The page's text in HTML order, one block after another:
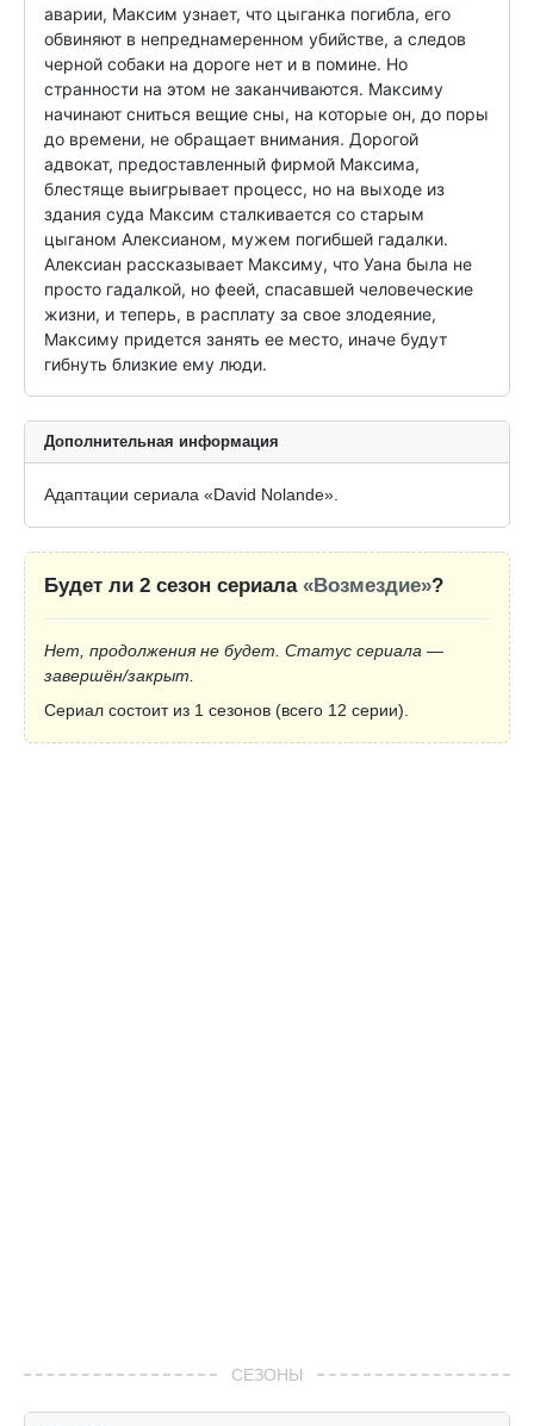
аварии, Максим узнает, что цыганка погибла, его
обвиняют в непреднамеренном убийстве, а следов
черной собаки на дороге нет и в помине. Но
странности на этом не заканчиваются. Максиму
начинают сниться вещие сны, на которые он, до поры
до времени, не обращает внимания. Дорогой
адвокат, предоставленный фирмой Максима,
блестяще выигрывает процесс, но на выходе из
здания суда Максим сталкивается со старым
цыганом Алексианом, мужем погибшей гадалки.
Алексиан рассказывает Максиму, что Уана была не
просто гадалкой, но феей, спасавшей человеческие
жизни, и теперь, в расплату за свое злодеяние,
Максиму придется занять ее место, иначе будут
гибнуть близкие ему люди.
Дополнительная информация
Адаптации сериала «David Nolande».
Будет ли 2 сезон сериала «Возмездие»?
Нет, продолжения не будет. Статус сериала —
завершён/закрыт.
Сериал состоит из 1 сезонов (всего 12 серии).
СЕЗОНЫ